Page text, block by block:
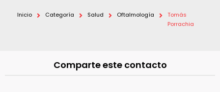
Inicio Categoría Salud Oftalmología
Tomás
Porrachia
Comparte este contacto